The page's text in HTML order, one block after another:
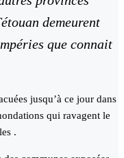
demeurent
que connait
jusqu’à ce jour dans
qui ravagent le
.